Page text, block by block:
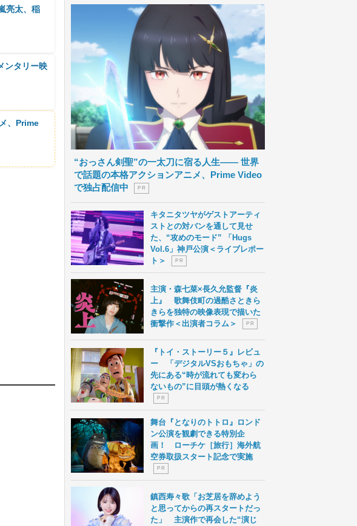
亮太、稲
ンタリー映
、Prime
“おっさん剣聖”の一太刀に宿る人生―― 世界
で話題の本格アクションアニメ、Prime Video
で独占配信中
P R
キタニタツヤがゲストアーティ
ストとの対バンを通して見せ
た、“攻めのモード” 「Hugs
Vol.6」神戸公演＜ライブレポー
ト＞
P R
主演・森七菜×長久允監督『炎
上』 歌舞伎町の過酷さときら
きらを独特の映像表現で描いた
衝撃作＜出演者コラム＞
P R
『トイ・ストーリー５』レビュ
ー 「デジタルVSおもちゃ」の
先にある“時が流れても変わら
ないもの”に目頭が熱くなる
P R
舞台『となりのトトロ』ロンド
ン公演を観劇できる特別企
画！ ローチケ［旅行］海外航
空券取扱スタート記念で実施
P R
鎮西寿々歌「お芝居を辞めよう
と思ってからの再スタートだっ
た」 主演作で再会した“演じ